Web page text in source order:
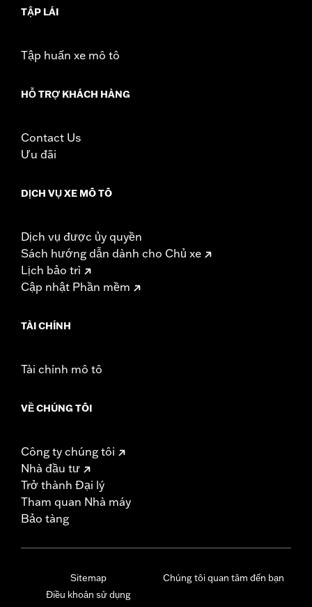
d.com/warranty
coating to help filter fine particles from the incoming
air. With time, the oil in the filter will dissipate and the
renew the original red color with an application of K&N
Air Filter Care products.
TẬP LÁI
Tập huấn xe mô tô
HỖ TRỢ KHÁCH HÀNG
Contact Us
Ưu đãi
DỊCH VỤ XE MÔ TÔ
Dịch vụ được ủy quyền
Sách hướng dẫn dành cho Chủ xe
Lịch bảo trì
Cập nhật Phần mềm
TÀI CHÍNH
Tài chính mô tô
VỀ CHÚNG TÔI
Công ty chúng tôi
Nhà đầu tư
Trở thành Đại lý
Tham quan Nhà máy
Bảo tàng
Sitemap
Điều khoản sử dụng
Chúng tôi quan tâm đến bạn